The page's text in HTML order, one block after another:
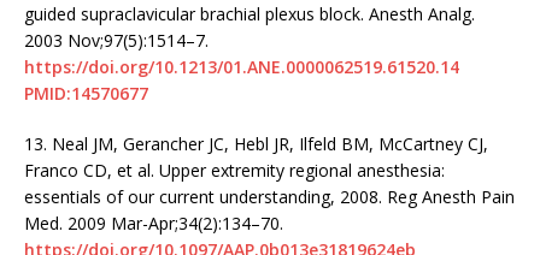
guided supraclavicular brachial plexus block. Anesth Analg.
2003 Nov;97(5):1514–7.
https://doi.org/10.1213/01.ANE.0000062519.61520.14
PMID:14570677
13. Neal JM, Gerancher JC, Hebl JR, Ilfeld BM, McCartney CJ,
Franco CD, et al. Upper extremity regional anesthesia:
essentials of our current understanding, 2008. Reg Anesth Pain
Med. 2009 Mar-Apr;34(2):134–70.
https://doi.org/10.1097/AAP.0b013e31819624eb